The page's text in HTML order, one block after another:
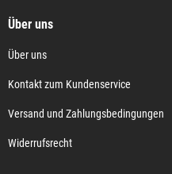
Über uns
Über uns
Kontakt zum Kundenservice
Versand und Zahlungsbedingungen
Widerrufsrecht